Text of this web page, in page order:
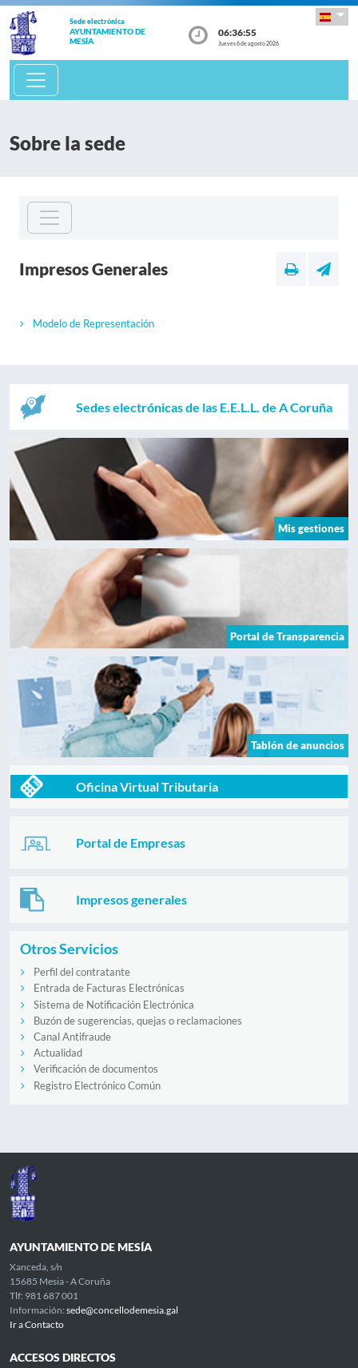
Sede electrónica
AYUNTAMIENTO DE
MESÍA
06:36:55
Jueves 6 de agosto 2026
Sobre la sede
Impresos Generales
Modelo de Representación
Sedes electrónicas de las E.E.L.L. de A Coruña
Mis gestiones
Portal de Transparencia
Tablón de anuncios
Oficina Virtual Tributaria
Portal de Empresas
Impresos generales
Otros Servicios
Perfil del contratante
Entrada de Facturas Electrónicas
Sistema de Notificación Electrónica
Buzón de sugerencias, quejas o reclamaciones
Canal Antifraude
Actualidad
Verificación de documentos
Registro Electrónico Común
AYUNTAMIENTO DE MESÍA
Xanceda, s/n
15685 Mesia - A Coruña
Tlf: 981 687 001
Información: sede@concellodemesia.gal
Ir a Contacto
ACCESOS DIRECTOS